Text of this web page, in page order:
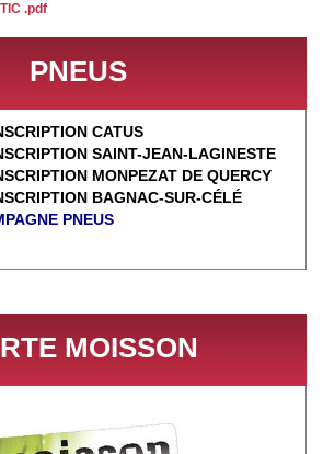
.pdf
PNEUS
CATUS
SAINT-JEAN-LAGINESTE
MONPEZAT DE QUERCY
BAGNAC-SUR-CÉLÉ
PNEUS
MOISSON